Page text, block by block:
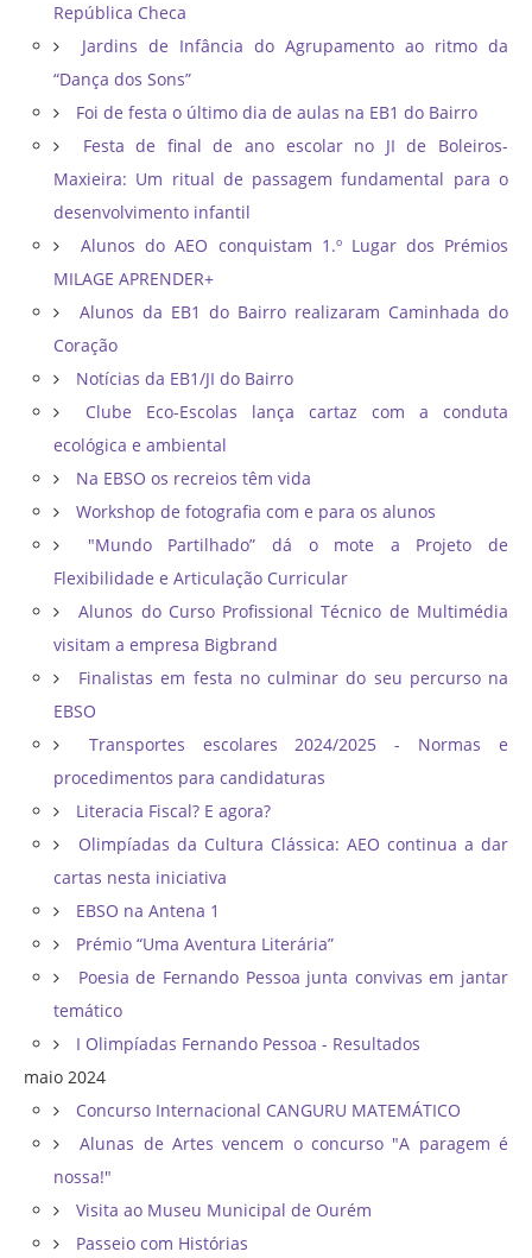
República Checa
Jardins de Infância do Agrupamento ao ritmo da
“Dança dos Sons”
Foi de festa o último dia de aulas na EB1 do Bairro
Festa de final de ano escolar no JI de Boleiros-
Maxieira: Um ritual de passagem fundamental para o
desenvolvimento infantil
Alunos do AEO conquistam 1.º Lugar dos Prémios
MILAGE APRENDER+
Alunos da EB1 do Bairro realizaram Caminhada do
Coração
Notícias da EB1/JI do Bairro
Clube Eco-Escolas lança cartaz com a conduta
ecológica e ambiental
Na EBSO os recreios têm vida
Workshop de fotografia com e para os alunos
"Mundo Partilhado” dá o mote a Projeto de
Flexibilidade e Articulação Curricular
Alunos do Curso Profissional Técnico de Multimédia
visitam a empresa Bigbrand
Finalistas em festa no culminar do seu percurso na
EBSO
Transportes escolares 2024/2025 - Normas e
procedimentos para candidaturas
Literacia Fiscal? E agora?
Olimpíadas da Cultura Clássica: AEO continua a dar
cartas nesta iniciativa
EBSO na Antena 1
Prémio “Uma Aventura Literária”
Poesia de Fernando Pessoa junta convivas em jantar
temático
I Olimpíadas Fernando Pessoa - Resultados
maio 2024
Concurso Internacional CANGURU MATEMÁTICO
Alunas de Artes vencem o concurso "A paragem é
nossa!"
Visita ao Museu Municipal de Ourém
Passeio com Histórias